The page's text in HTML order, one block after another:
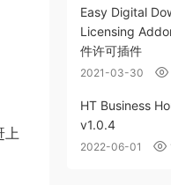
上
Easy Digital
Licensing
件许可插件
2021-03-30
HT Business
v1.0.4
2022-06-01